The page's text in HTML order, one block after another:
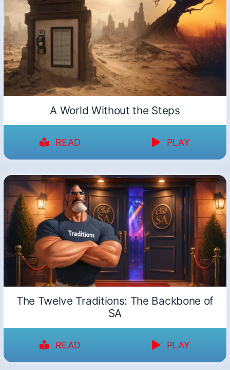
A World Without the Steps
READ PLAY
The Twelve Traditions: The Backbone of
SA
READ PLAY